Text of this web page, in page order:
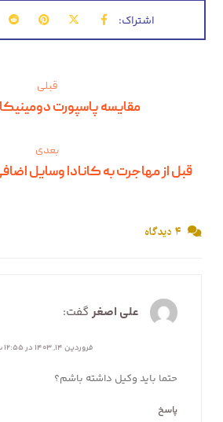
قبلی
مقایسه پاسپورت دومینیکا
بعدی
قبل از مهاجرت به کانادا وسایل
۴ دیدگاه
علی اصغر گفت:
فروردین ۱۴, ۱۴۰۳ در ۱۲:۵۵ ب٫ظ
حتما باید وکیل داشته باشم؟
پاسخ